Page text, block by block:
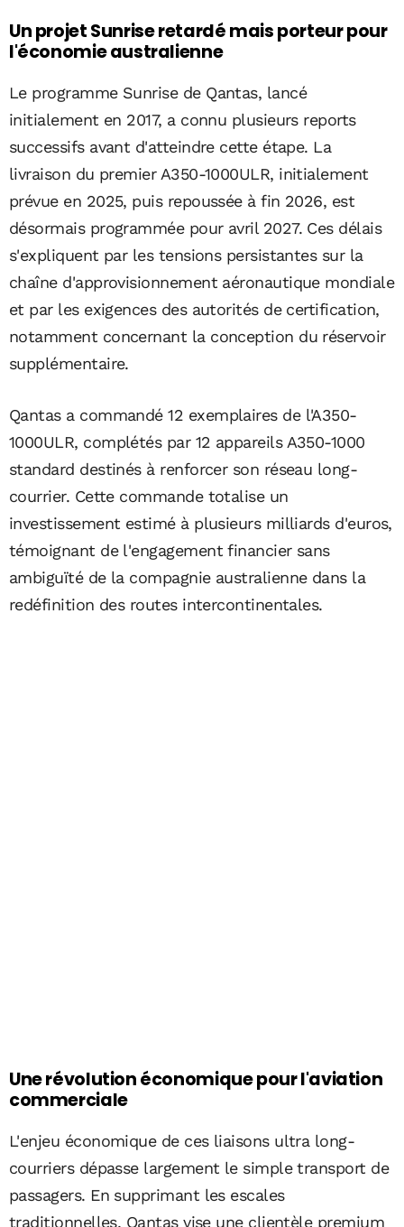
Un projet Sunrise retardé mais porteur pour
l'économie australienne
Le programme Sunrise de Qantas, lancé
initialement en 2017, a connu plusieurs reports
successifs avant d'atteindre cette étape. La
livraison du premier A350-1000ULR, initialement
prévue en 2025, puis repoussée à fin 2026, est
désormais programmée pour avril 2027. Ces délais
s'expliquent par les tensions persistantes sur la
chaîne d'approvisionnement aéronautique mondiale
et par les exigences des autorités de certification,
notamment concernant la conception du réservoir
supplémentaire.
Qantas a commandé 12 exemplaires de l'A350-
1000ULR, complétés par 12 appareils A350-1000
standard destinés à renforcer son réseau long-
courrier. Cette commande totalise un
investissement estimé à plusieurs milliards d'euros,
témoignant de l'engagement financier sans
ambiguïté de la compagnie australienne dans la
redéfinition des routes intercontinentales.
Une révolution économique pour l'aviation
commerciale
L'enjeu économique de ces liaisons ultra long-
courriers dépasse largement le simple transport de
passagers. En supprimant les escales
traditionnelles, Qantas vise une clientèle premium